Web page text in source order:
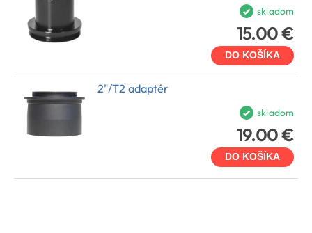
skladom
15.00 €
DO KOŠÍKA
2"/T2 adaptér
skladom
19.00 €
DO KOŠÍKA